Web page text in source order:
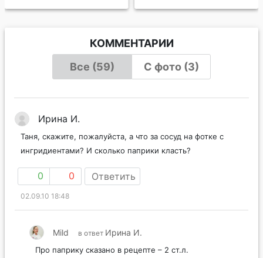
КОММЕНТАРИИ
Все (59)
С фото (3)
Ирина И.
Таня, скажите, пожалуйста, а что за сосуд на фотке с
ингридиентами? И сколько паприки класть?
0 0 Ответить
02.09.10 18:48
Mild в ответ Ирина И.
Про паприку сказано в рецепте – 2 ст.л.